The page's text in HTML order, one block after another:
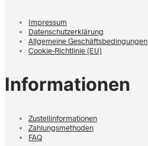
Impressum
Datenschutzerklärung
Allgemeine Geschäftsbedingungen
Cookie-Richtlinie (EU)
Informationen
Zustellinformationen
Zahlungsmethoden
FAQ